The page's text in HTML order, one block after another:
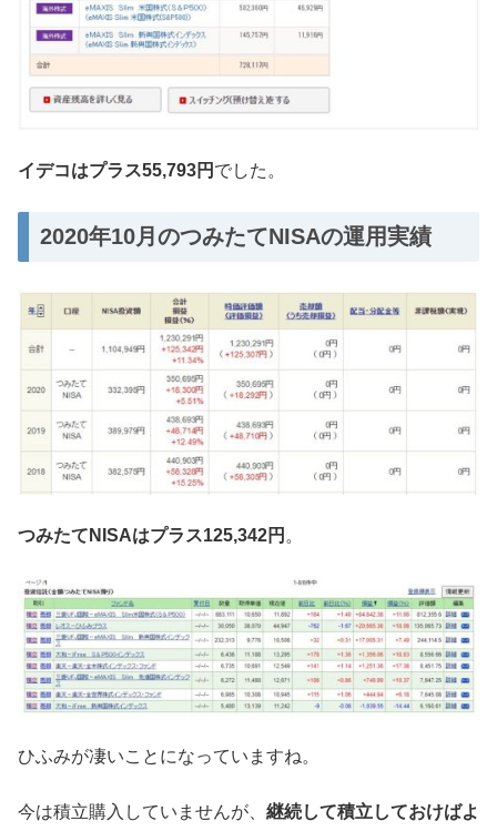
イデコはプラス55,793円 でした。
2020年10月のつみたてNISAの運用実績
つみたてNISAはプラス125,342円 。
ひふみが凄いことになっていますね。
今は積立購入していませんが、 継続して積立しておけばよ